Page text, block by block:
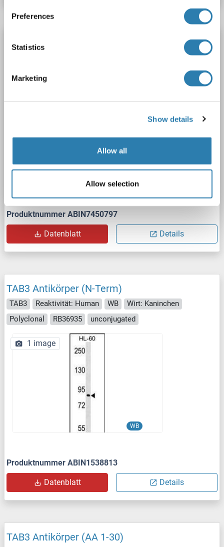
Preferences
Statistics
Marketing
Show details
Allow all
Allow selection
Wirt: Kaninchen
Produktnummer ABIN7450797
Datenblatt Details
TAB3 Antikörper (N-Term)
TAB3 Reaktivität: Human WB
Wirt: Kaninchen
Polyclonal
RB36935 unconjugated
WB
1 image
Produktnummer ABIN1538813
Datenblatt Details
TAB3 Antikörper (AA 1-30)